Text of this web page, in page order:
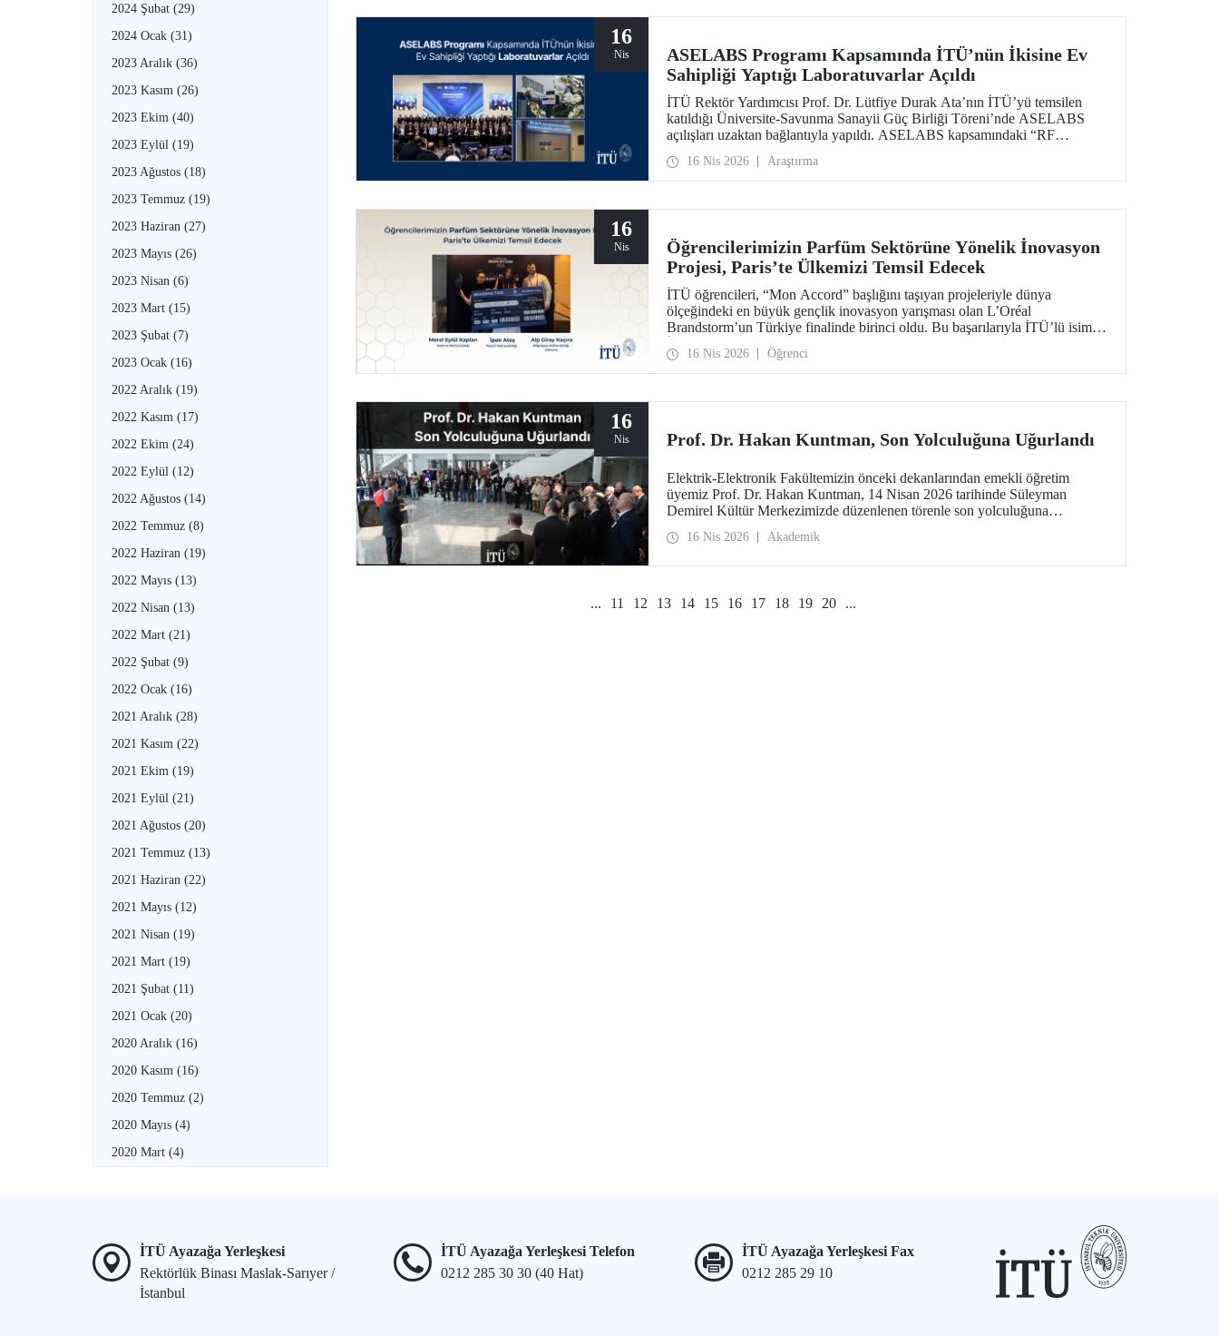
2024 Şubat (29)
2024 Ocak (31)
2023 Aralık (36)
2023 Kasım (26)
2023 Ekim (40)
2023 Eylül (19)
2023 Ağustos (18)
2023 Temmuz (19)
2023 Haziran (27)
2023 Mayıs (26)
2023 Nisan (6)
2023 Mart (15)
2023 Şubat (7)
2023 Ocak (16)
2022 Aralık (19)
2022 Kasım (17)
2022 Ekim (24)
2022 Eylül (12)
2022 Ağustos (14)
2022 Temmuz (8)
2022 Haziran (19)
2022 Mayıs (13)
2022 Nisan (13)
2022 Mart (21)
2022 Şubat (9)
2022 Ocak (16)
2021 Aralık (28)
2021 Kasım (22)
2021 Ekim (19)
2021 Eylül (21)
2021 Ağustos (20)
2021 Temmuz (13)
2021 Haziran (22)
2021 Mayıs (12)
2021 Nisan (19)
2021 Mart (19)
2021 Şubat (11)
2021 Ocak (20)
2020 Aralık (16)
2020 Kasım (16)
2020 Temmuz (2)
2020 Mayıs (4)
2020 Mart (4)
16
Nis
ASELABS Programı Kapsamında İTÜ’nün İkisine Ev
Sahipliği Yaptığı Laboratuvarlar Açıldı
İTÜ Rektör Yardımcısı Prof. Dr. Lütfiye Durak Ata’nın İTÜ’yü temsilen
katıldığı Üniversite-Savunma Sanayii Güç Birliği Töreni’nde ASELABS
açılışları uzaktan bağlantıyla yapıldı. ASELABS kapsamındaki “RF
Üstü ve Otonomi Teknolojileri Laboratuvarı” İTÜ’nün Ayazağa
Yerleşkesi’nde yer alıyor.
16 Nis 2026 Araştırma
16
Nis
Öğrencilerimizin Parfüm Sektörüne Yönelik İnovasyon
Projesi, Paris’te Ülkemizi Temsil Edecek
İTÜ öğrencileri, “Mon Accord” başlığını taşıyan projeleriyle dünya
ölçeğindeki en büyük gençlik inovasyon yarışması olan L’Oréal
Brandstorm’un Türkiye finalinde birinci oldu. Bu başarılarıyla İTÜ’lü isimler
İpek Ateş, Meral Eylül Kaplan ve Alp Giray Kaçıra yarışmanın Paris ev
sahipliğinde düzenlenecek küresel finalinde Türkiye’yi temsil edecekler.
16 Nis 2026 Öğrenci
16
Nis Prof. Dr. Hakan Kuntman, Son Yolculuğuna Uğurlandı
Elektrik-Elektronik Fakültemizin önceki dekanlarından emekli öğretim
üyemiz Prof. Dr. Hakan Kuntman, 14 Nisan 2026 tarihinde Süleyman
Demirel Kültür Merkezimizde düzenlenen törenle son yolculuğuna
16 Nis 2026 Akademik
... 11 12 13 14 15 16 17 18 19 20 ...
İTÜ Ayazağa Yerleşkesi
Rektörlük Binası Maslak-Sarıyer /
İstanbul
İTÜ Ayazağa Yerleşkesi Telefon
0212 285 30 30 (40 Hat)
İTÜ Ayazağa Yerleşkesi Fax
0212 285 29 10